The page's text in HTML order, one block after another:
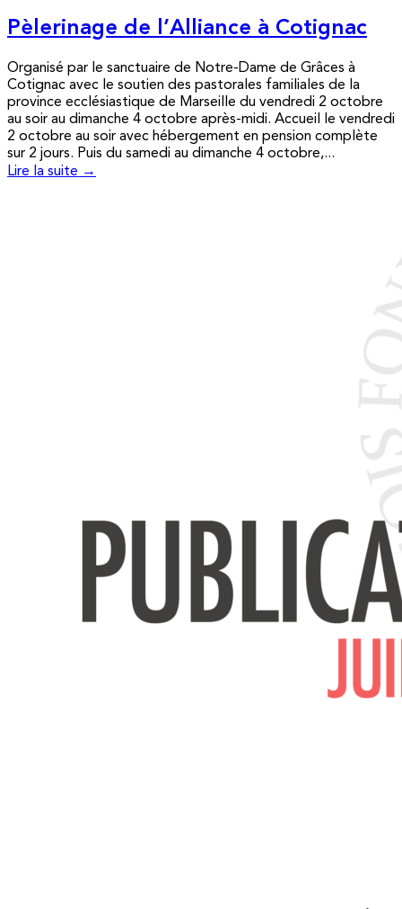
Pèlerinage de l’Alliance à Cotignac
Organisé par le sanctuaire de Notre-Dame de Grâces à
Cotignac avec le soutien des pastorales familiales de la
province ecclésiastique de Marseille du vendredi 2 octobre
au soir au dimanche 4 octobre après-midi. Accueil le vendredi
2 octobre au soir avec hébergement en pension complète
sur 2 jours. Puis du samedi au dimanche 4 octobre,...
Lire la suite →